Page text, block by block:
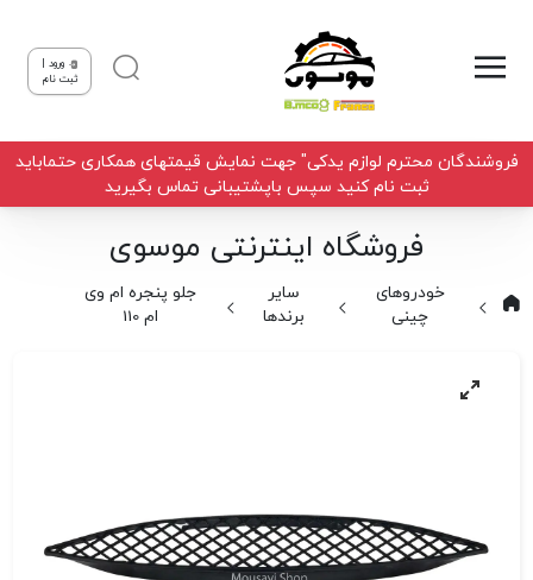
ورود |
ثبت نام
فروشندگان محترم لوازم یدکی" جهت نمایش قیمتهای همکاری حتماباید
ثبت نام کنید سپس باپشتیبانی تماس بگیرید
فروشگاه اینترنتی موسوی
خودروهای
چینی
سایر
برندها
جلو پنجره ام وی
ام 110